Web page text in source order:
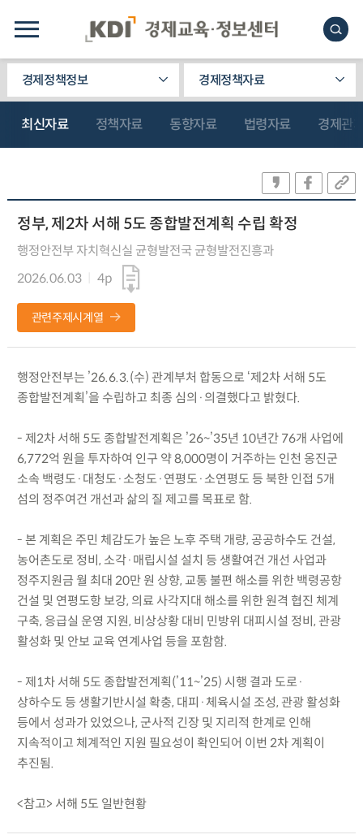
경제정책정보 경제정책자료
최신자료 정책자료 동향자료 법령자료 경제관
정부, 제2차 서해 5도 종합발전계획 수립 확정
행정안전부 자치혁신실 균형발전국 균형발전진흥과
2026.06.03
4p
관련주제시계열
행정안전부는 ’26.6.3.(수) 관계부처 합동으로 ‘제2차 서해 5도
종합발전계획’을 수립하고 최종 심의·의결했다고 밝혔다.
- 제2차 서해 5도 종합발전계획은 ’26~’35년 10년간 76개 사업에
6,772억 원을 투자하여 인구 약 8,000명이 거주하는 인천 옹진군
소속 백령도·대청도·소청도·연평도·소연평도 등 북한 인접 5개
섬의 정주여건 개선과 삶의 질 제고를 목표로 함.
- 본 계획은 주민 체감도가 높은 노후 주택 개량, 공공하수도 건설,
농어촌도로 정비, 소각·매립시설 설치 등 생활여건 개선 사업과
정주지원금 월 최대 20만 원 상향, 교통 불편 해소를 위한 백령공항
건설 및 연평도항 보강, 의료 사각지대 해소를 위한 원격 협진 체계
구축, 응급실 운영 지원, 비상상황 대비 민방위 대피시설 정비, 관광
활성화 및 안보 교육 연계사업 등을 포함함.
- 제1차 서해 5도 종합발전계획(’11~’25) 시행 결과 도로·
상하수도 등 생활기반시설 확충, 대피·체육시설 조성, 관광 활성화
등에서 성과가 있었으나, 군사적 긴장 및 지리적 한계로 인해
지속적이고 체계적인 지원 필요성이 확인되어 이번 2차 계획이
추진됨.
<참고> 서해 5도 일반현황